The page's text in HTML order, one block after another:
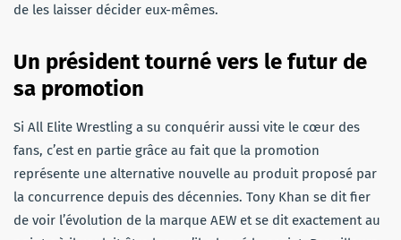
de les laisser décider eux-mêmes.
Un président tourné vers le futur de
sa promotion
Si All Elite Wrestling a su conquérir aussi vite le cœur des
fans, c’est en partie grâce au fait que la promotion
représente une alternative nouvelle au produit proposé par
la concurrence depuis des décennies. Tony Khan se dit fier
de voir l’évolution de la marque AEW et se dit exactement au